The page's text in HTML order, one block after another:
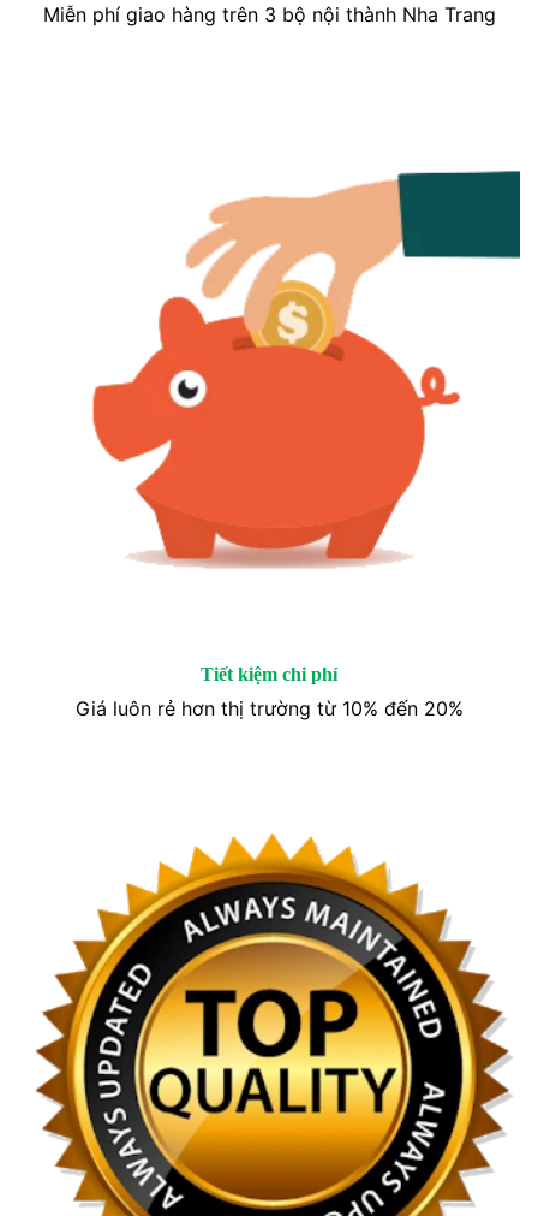
Miễn phí giao hàng trên 3 bộ nội thành Nha Trang
Tiết kiệm chi phí
Giá luôn rẻ hơn thị trường từ 10% đến 20%